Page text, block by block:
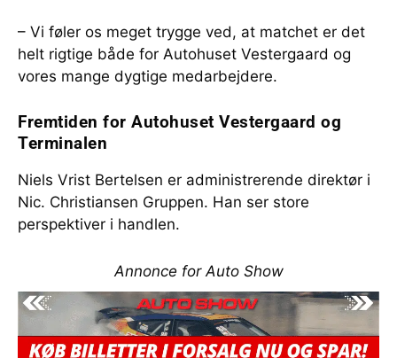
– Vi føler os meget trygge ved, at matchet er det
helt rigtige både for Autohuset Vestergaard og
vores mange dygtige medarbejdere.
Fremtiden for Autohuset Vestergaard og
Terminalen
Niels Vrist Bertelsen er administrerende direktør i
Nic. Christiansen Gruppen. Han ser store
perspektiver i handlen.
Annonce for Auto Show